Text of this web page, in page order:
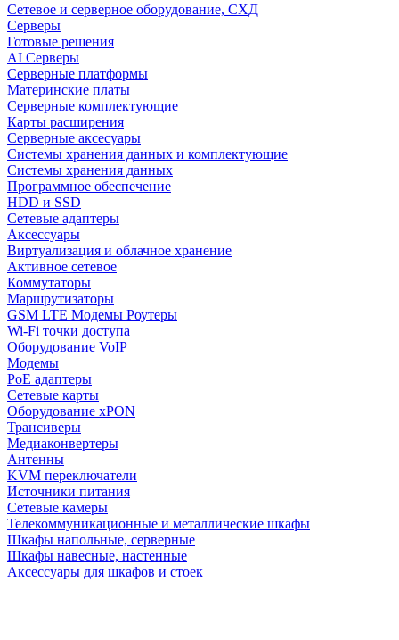
Сетевое и серверное оборудование, СХД
Cерверы
Готовые решения
AI Серверы
Серверные платформы
Материнские платы
Серверные комплектующие
Карты расширения
Серверные аксесуары
Системы хранения данных и комплектующие
Системы хранения данных
Программное обеспечение
HDD и SSD
Сетевые адаптеры
Аксессуары
Виртуализация и облачное хранение
Активное сетевое
Коммутаторы
Маршрутизаторы
GSM LTE Модемы Роутеры
Wi-Fi точки доступа
Оборудование VoIP
Модемы
PoE адаптеры
Сетевые карты
Оборудование xPON
Трансиверы
Медиаконвертеры
Антенны
KVM переключатели
Источники питания
Сетевые камеры
Телекоммуникационные и металлические шкафы
Шкафы напольные, серверные
Шкафы навесные, настенные
Аксессуары для шкафов и стоек